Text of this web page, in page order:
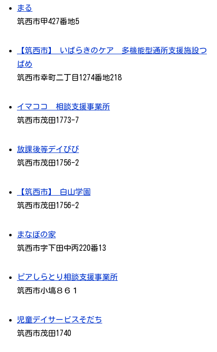
まる
筑西市甲427番地5
【筑西市】 いばらきのケア 多機能型通所支援施設つ
ばめ
筑西市幸町二丁目1274番地218
イマココ 相談支援事業所
筑西市茂田1773-7
放課後等デイびび
筑西市茂田1756-2
【筑西市】 白山学園
筑西市茂田1756-2
まなぼの家
筑西市字下田中丙220番13
ピアしらとり相談支援事業所
筑西市小塙８６１
児童デイサービスそだち
筑西市茂田1740